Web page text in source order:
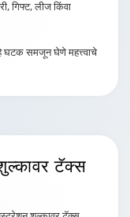
गिफ्ट, लीज किंवा
घटक समजून घेणे महत्त्वाचे
टॅक्स